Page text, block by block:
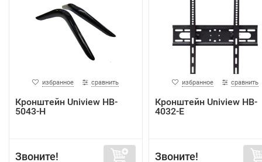
избранное сравнить
Кронштейн Uniview HB-
5043-H
Звоните!
избранное сравнить
Кронштейн Uniview HB-
4032-E
Звоните!